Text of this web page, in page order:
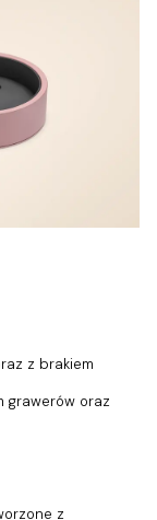
z brakiem
grawerów oraz
z